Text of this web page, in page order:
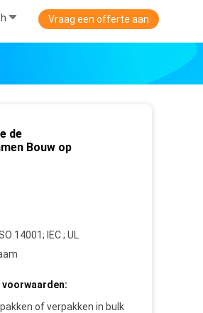
Vraag een offerte aan
de
Bouw op
14001; IEC ; UL
voorwaarden:
of verpakken in bulk